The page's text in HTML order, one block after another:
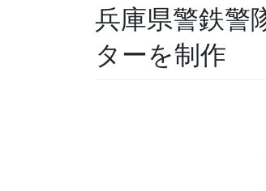
兵庫県警鉄警隊が加害者を威圧する痴漢撲滅ポス
ターを制作